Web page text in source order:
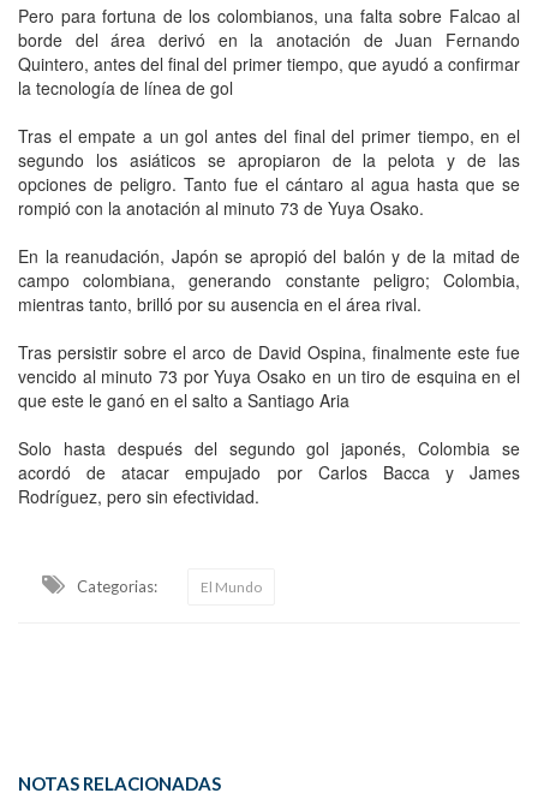
Pero para fortuna de los colombianos, una falta sobre Falcao al
borde del área derivó en la anotación de Juan Fernando
Quintero, antes del final del primer tiempo, que ayudó a confirmar
la tecnología de línea de gol
Tras el empate a un gol antes del final del primer tiempo, en el
segundo los asiáticos se apropiaron de la pelota y de las
opciones de peligro. Tanto fue el cántaro al agua hasta que se
rompió con la anotación al minuto 73 de Yuya Osako.
En la reanudación, Japón se apropió del balón y de la mitad de
campo colombiana, generando constante peligro; Colombia,
mientras tanto, brilló por su ausencia en el área rival.
Tras persistir sobre el arco de David Ospina, finalmente este fue
vencido al minuto 73 por Yuya Osako en un tiro de esquina en el
que este le ganó en el salto a Santiago Aria
Solo hasta después del segundo gol japonés, Colombia se
acordó de atacar empujado por Carlos Bacca y James
Rodríguez, pero sin efectividad.
Categorias: El Mundo
NOTAS RELACIONADAS